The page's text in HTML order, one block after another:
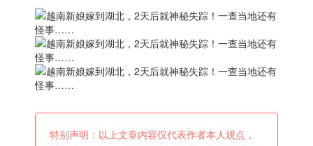
特别声明：以上文章内容仅代表作者本人观点，